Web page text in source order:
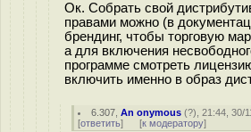
Ок. Собрать свой
правами можно (в
брендинг, чтобы торговую
а для включения
программе смотреть
включить именно в образ
6.307 ,An onymous (?), 21:44, 30/
[ответить] [к модератору]